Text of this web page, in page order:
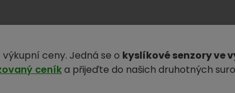
ceny. Jedná se o kyslíkové senzory ve
ceníka přijeďte do našich druhotných